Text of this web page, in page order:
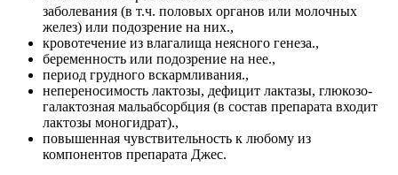
заболевания (в т.ч. половых органов или молочных
желез) или подозрение на них.,
кровотечение из влагалища неясного генеза.,
беременность или подозрение на нее.,
период грудного вскармливания.,
непереносимость лактозы, дефицит лактазы, глюкозо-
галактозная мальабсорбция (в состав препарата входит
лактозы моногидрат).,
повышенная чувствительность к любому из
компонентов препарата Джес.